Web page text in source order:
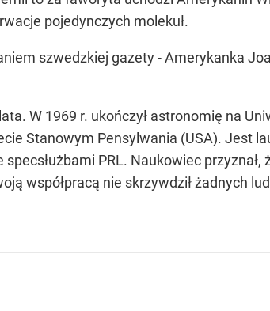
pojedynczych molekuł.
szwedzkiej gazety - Amerykanka
W 1969 r. ukończył astronomię na
Stanowym Pensylwania (USA). Jest
specsłużbami PRL. Naukowiec
współpracą nie skrzywdził żadnych